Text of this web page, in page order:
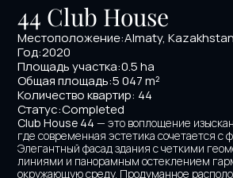
44 Club House
Местоположение:Almaty, Kazakhstan
Год:2020
Площадь участка:0.5 ha
Общая площадь:5 047 m²
Количество квартир: 44
Статус:Completed
Club House 44 — это воплощение
где современная эстетика сочетается с
Элегантный фасад здания с четкими
линиями и панорамным остеклением
окружающую среду. Продуманное